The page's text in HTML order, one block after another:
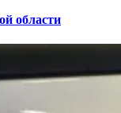
области